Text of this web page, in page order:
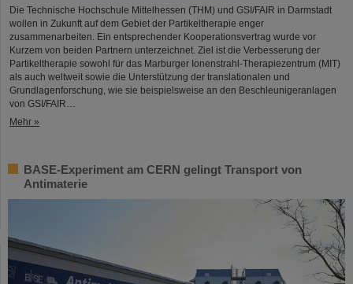
Die Technische Hochschule Mittelhessen (THM) und GSI/FAIR in Darmstadt
wollen in Zukunft auf dem Gebiet der Partikeltherapie enger
zusammenarbeiten. Ein entsprechender Kooperationsvertrag wurde vor
Kurzem von beiden Partnern unterzeichnet. Ziel ist die Verbesserung der
Partikeltherapie sowohl für das Marburger Ionenstrahl-Therapiezentrum (MIT)
als auch weltweit sowie die Unterstützung der translationalen und
Grundlagenforschung, wie sie beispielsweise an den Beschleunigeranlagen
von GSI/FAIR…
Mehr »
BASE-Experiment am CERN gelingt Transport von
Antimaterie